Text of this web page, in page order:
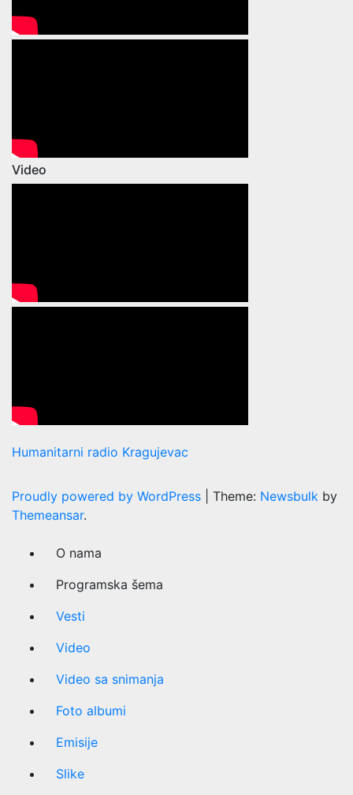
Video
Humanitarni radio Kragujevac
Proudly powered by WordPress Theme: Newsbulk by
Themeansar.
O nama
Programska šema
Vesti
Video
Video sa snimanja
Foto albumi
Emisije
Slike